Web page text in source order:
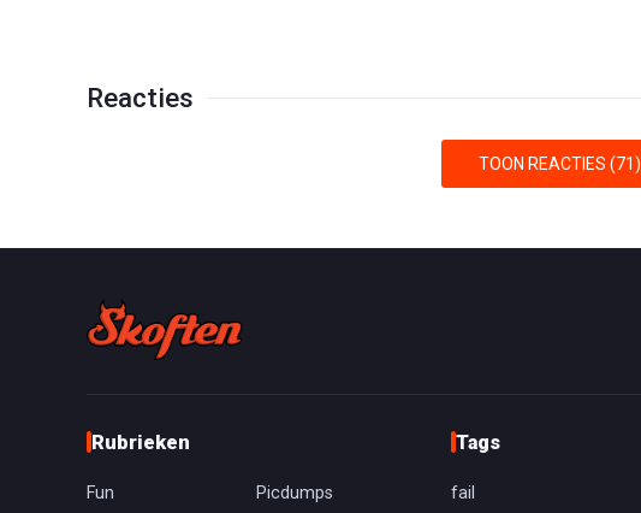
Reacties
TOON REACTIES (71)
Rubrieken
Fun
Picdumps
Tags
fail